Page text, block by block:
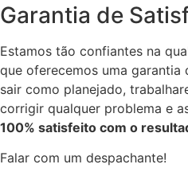
Garantia de
Estamos tão confiantes na
que oferecemos uma garantia
sair como planejado,
corrigir qualquer problema e
100% satisfeito com o
Falar com um despachante!